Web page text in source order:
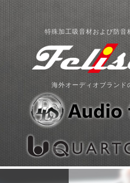
特殊加工吸音材および防音
海外オーディオブランド